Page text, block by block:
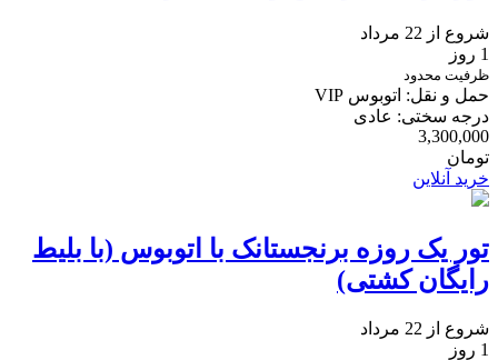
شروع از 22 مرداد
1 روز
ظرفیت محدود
حمل و نقل: اتوبوس VIP
درجه سختی: عادی
3,300,000
تومان
خرید آنلاین
تور یک روزه برنجستانک با اتوبوس (با بلیط
رایگان کشتی)
شروع از 22 مرداد
1 روز